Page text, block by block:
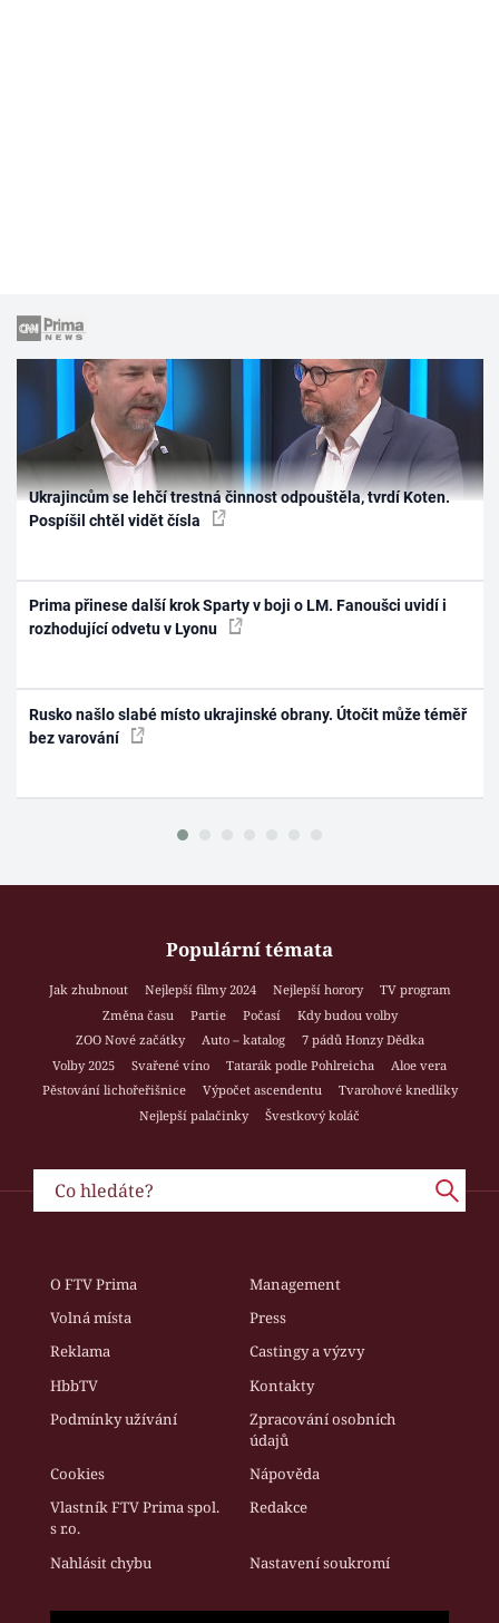
Ukrajincům se lehčí trestná činnost odpouštěla, tvrdí Koten.
Pospíšil chtěl vidět čísla
Prima přinese další krok Sparty v boji o LM. Fanoušci uvidí i
rozhodující odvetu v Lyonu
Rusko našlo slabé místo ukrajinské obrany. Útočit může téměř
bez varování
Populární témata
Jak zhubnout Nejlepší filmy 2024 Nejlepší horory
TV program
Změna času
Partie Počasí
Kdy budou volby
ZOO Nové začátky
Auto – katalog
7 pádů Honzy Dědka
Volby 2025
Svařené víno Tatarák podle Pohlreicha
Aloe vera
Pěstování lichořeřišnice
Výpočet ascendentu
Tvarohové knedlíky
Nejlepší palačinky
Švestkový koláč
O FTV Prima
Management
Volná místa
Press
Reklama
Castingy a výzvy
HbbTV
Kontakty
Podmínky užívání
Zpracování osobních
údajů
Cookies
Nápověda
Vlastník FTV Prima spol.
s r.o.
Redakce
Nahlásit chybu Nastavení soukromí